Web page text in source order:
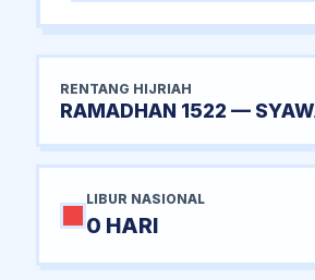
RENTANG HIJRIAH
RAMADHAN 1522 —
LIBUR NASIONAL
0 HARI